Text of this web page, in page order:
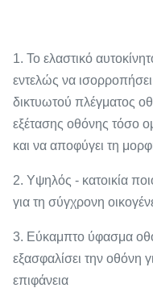
1. Το ελαστικό
εντελώς να
δικτυωτού πλέγματος
εξέτασης οθόνης τόσο
και να αποφύγει τη
2. Υψηλός - κατοικία
για τη σύγχρονη
3. Εύκαμπτο ύφασμα
εξασφαλίσει την οθόνη
επιφάνεια